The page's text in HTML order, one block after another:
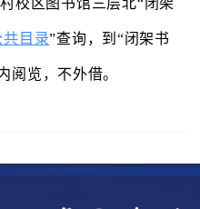
区图书馆三层北“闭架
目录”查询，到“闭架书
阅览，不外借。